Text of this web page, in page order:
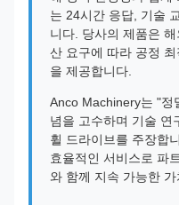
는 24시간 응답, 기술
니다. 당사의 제품은
산 요구에 따라 공정
을 제공합니다.
Anco Machinery는 "정
념을 고수하며 기술 연
휠 드라이브를 주장합
효율적인 서비스로 파
와 함께 지속 가능한 가